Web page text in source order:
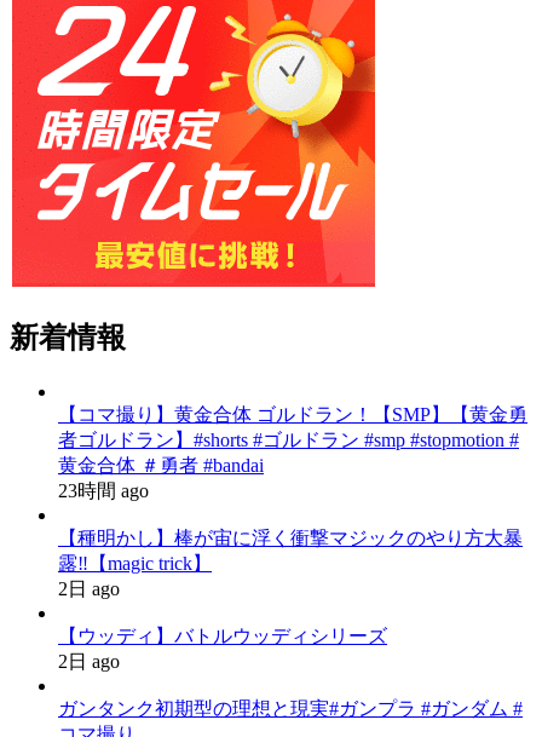
新着情報
【コマ撮り】黄金合体 ゴルドラン！【SMP】【黄金勇
者ゴルドラン】#shorts #ゴルドラン #smp #stopmotion #
黄金合体 ＃勇者 #bandai
23時間 ago
【種明かし】棒が宙に浮く衝撃マジックのやり方大暴
露‼️【magic trick】
2日 ago
【ウッディ】バトルウッディシリーズ
2日 ago
ガンタンク初期型の理想と現実#ガンプラ #ガンダム #